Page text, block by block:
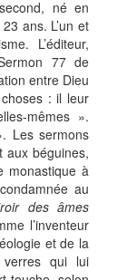
né en
ans. L’un et
L’éditeur,
77 de
entre Dieu
: il leur
mêmes ».
Les sermons
aux béguines,
monastique à
au
des âmes
l’inventeur
et de la
qui lui